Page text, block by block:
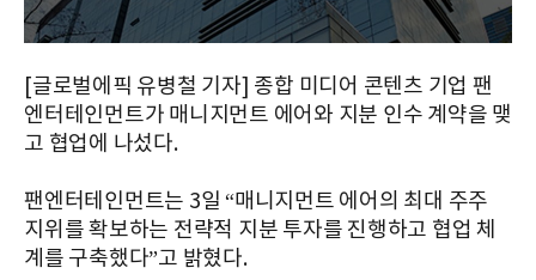
[글로벌에픽 유병철 기자] 종합 미디어 콘텐츠 기업 팬
엔터테인먼트가 매니지먼트 에어와 지분 인수 계약을 맺
고 협업에 나섰다.
팬엔터테인먼트는 3일 “매니지먼트 에어의 최대 주주
지위를 확보하는 전략적 지분 투자를 진행하고 협업 체
계를 구축했다”고 밝혔다.